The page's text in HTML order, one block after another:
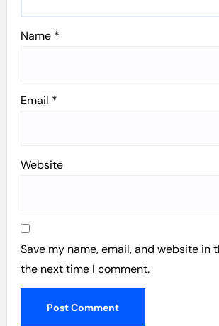
Name *
Email *
Website
Save my name, email, and website in
the next time I comment.